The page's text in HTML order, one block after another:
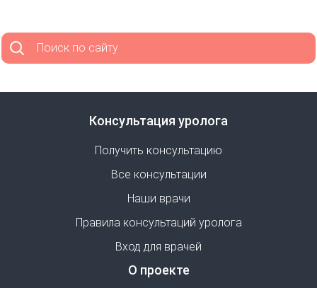
Поиск по сайту
Консультация уролога
Получить консультацию
Все консультации
Наши врачи
Правила консультаций уролога
Вход для врачей
О проекте